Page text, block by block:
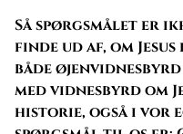
Så spørgsmålet er
finde ud af, om
både
med vidnesbyrd om
historie, også i vor